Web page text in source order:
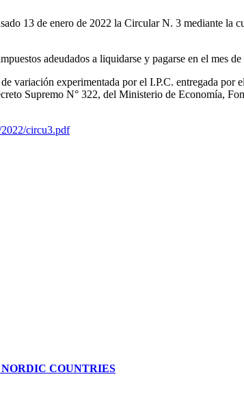
13 de enero de 2022 la Circular N. 3 mediante la
adeudados a liquidarse y pagarse en el mes
variación experimentada por el I.P.C. entregada
Supremo N° 322, del Ministerio de Economía,
circu3.pdf
COUNTRIES